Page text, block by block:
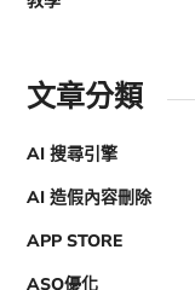
文章分類
AI 搜尋引擎
AI 造假內容刪除
APP STORE
ASO優化